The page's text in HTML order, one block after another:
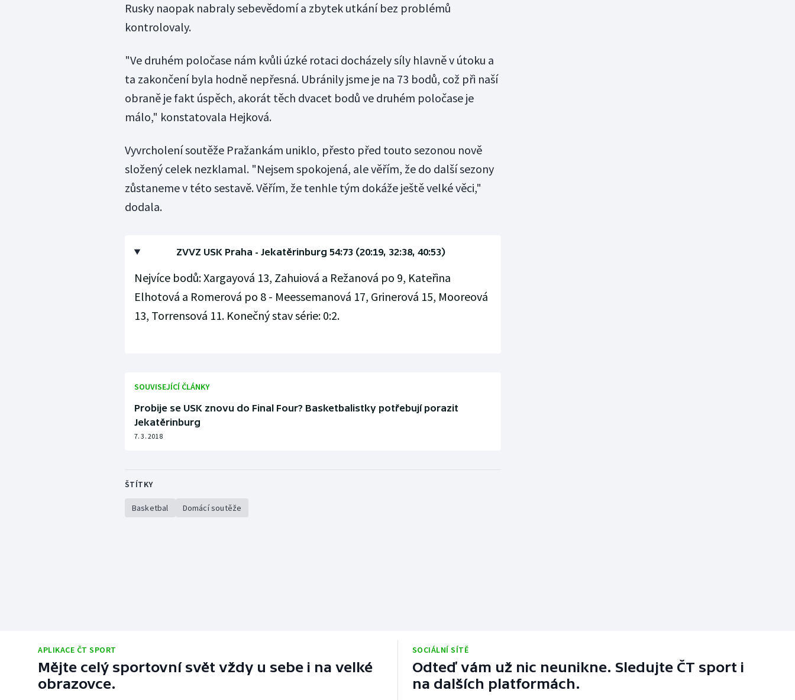
Rusky naopak nabraly sebevědomí a zbytek utkání bez problémů
kontrolovaly.
"Ve druhém poločase nám kvůli úzké rotaci docházely síly hlavně v útoku a
ta zakončení byla hodně nepřesná. Ubránily jsme je na 73 bodů, což při naší
obraně je fakt úspěch, akorát těch dvacet bodů ve druhém poločase je
málo," konstatovala Hejková.
Vyvrcholení soutěže Pražankám uniklo, přesto před touto sezonou nově
složený celek nezklamal. "Nejsem spokojená, ale věřím, že do další sezony
zůstaneme v této sestavě. Věřím, že tenhle tým dokáže ještě velké věci,"
dodala.
ZVVZ USK Praha - Jekatěrinburg 54:73 (20:19, 32:38, 40:53)
Nejvíce bodů: Xargayová 13, Zahuiová a Režanová po 9, Kateřina
Elhotová a Romerová po 8 - Meessemanová 17, Grinerová 15, Mooreová
13, Torrensová 11. Konečný stav série: 0:2.
SOUVISEJÍCÍ ČLÁNKY
Probije se USK znovu do Final Four? Basketbalistky potřebují porazit
Jekatěrinburg
7. 3. 2018
ŠTÍTKY
Basketbal Domácí soutěže
APLIKACE ČT SPORT
Mějte celý sportovní svět vždy u sebe i na velké
obrazovce.
SOCIÁLNÍ SÍTĚ
Odteď vám už nic neunikne. Sledujte ČT sport i
na dalších platformách.